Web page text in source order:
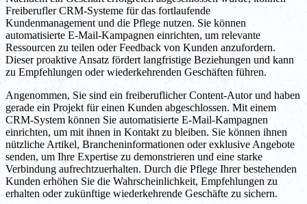
Freiberufler CRM-Systeme für das fortlaufende
Kundenmanagement und die Pflege nutzen. Sie können
automatisierte E-Mail-Kampagnen einrichten, um relevante
Ressourcen zu teilen oder Feedback von Kunden anzufordern.
Dieser proaktive Ansatz fördert langfristige Beziehungen und kann
zu Empfehlungen oder wiederkehrenden Geschäften führen.
Angenommen, Sie sind ein freiberuflicher Content-Autor und haben
gerade ein Projekt für einen Kunden abgeschlossen. Mit einem
CRM-System können Sie automatisierte E-Mail-Kampagnen
einrichten, um mit ihnen in Kontakt zu bleiben. Sie können ihnen
nützliche Artikel, Brancheninformationen oder exklusive Angebote
senden, um Ihre Expertise zu demonstrieren und eine starke
Verbindung aufrechtzuerhalten. Durch die Pflege Ihrer bestehenden
Kunden erhöhen Sie die Wahrscheinlichkeit, Empfehlungen zu
erhalten oder zukünftige wiederkehrende Geschäfte zu sichern.